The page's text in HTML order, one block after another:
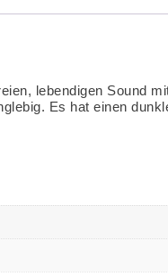
lebendigen Sound
Es hat einen